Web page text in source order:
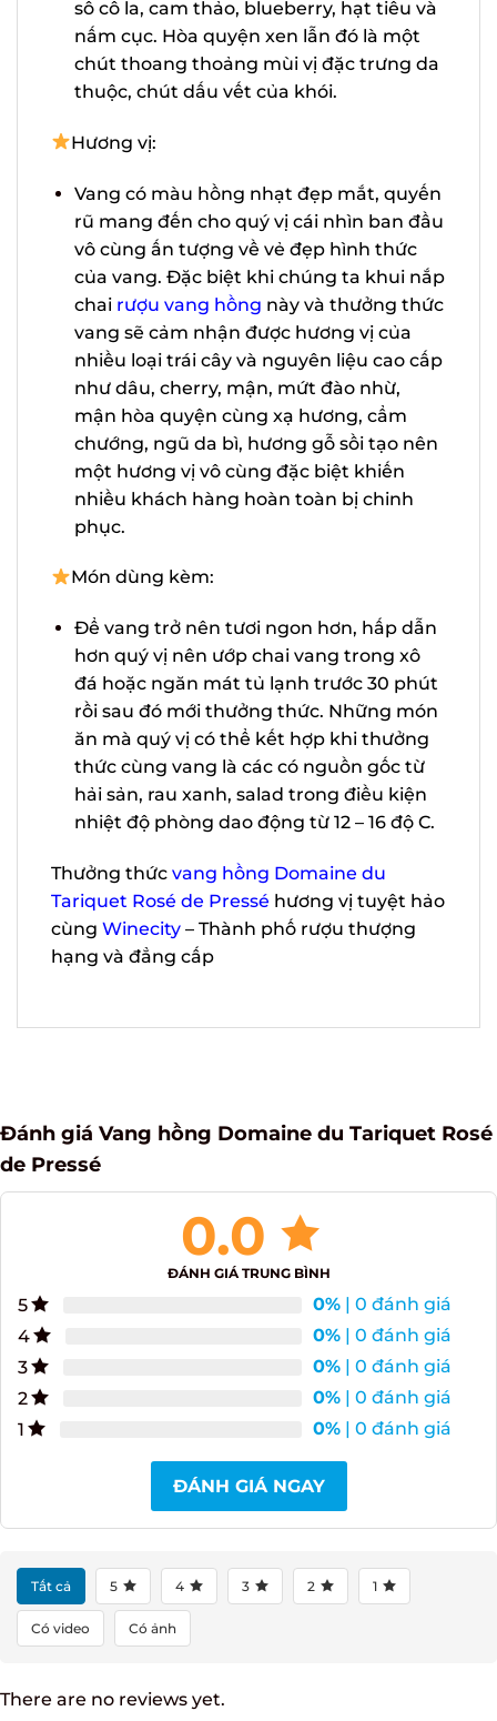
sô cô la, cam thảo, blueberry, hạt tiêu
và nấm cục. Hòa quyện xen lẫn đó là
một chút thoang thoảng mùi vị đặc
Vang có màu hồng nhạt đẹp mắt,
quyến rũ mang đến cho quý vị cái nhìn
ban đầu vô cùng ấn tượng về vẻ đẹp
hình thức của vang. Đặc biệt khi chúng
ta khui nắp chairượu vang hồngnày
và thưởng thức vang sẽ cảm nhận
được hương vị của nhiều loại trái cây và
nguyên liệu cao cấp như dâu, cherry,
mận, mứt đào nhừ, mận hòa quyện
cùng xạ hương, cẩm chướng, ngũ da
bì, hương gỗ sồi tạo nên một hương vị
vô cùng đặc biệt khiến nhiều khách
Để vang trở nên tươi ngon hơn, hấp
dẫn hơn quý vị nên ướp chai vang
trong xô đá hoặc ngăn mát tủ lạnh
trước 30 phút rồi sau đó mới thưởng
thức. Những món ăn mà quý vị có thể
kết hợp khi thưởng thức cùng vang là
các có nguồn gốc từ hải sản, rau xanh,
dao động từ 12 – 16 độ C.
Thưởng thứcvang hồng Domaine du
Tariquet Rosé de Pressé
0.0
5 0% | 0 đánh giá
4
0% | 0 đánh giá
3
0% | 0 đánh giá
0%| 0 đánh giá
Tất cả 4